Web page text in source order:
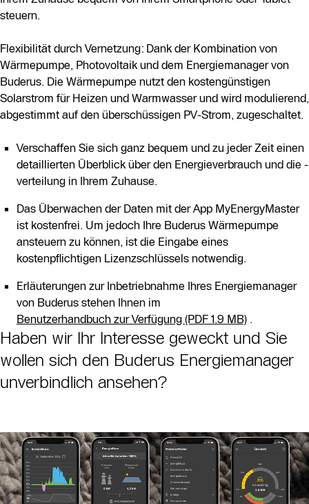
steuern.
Flexibilität durch Vernetzung: Dank der Kombination von
Wärmepumpe, Photovoltaik und dem Energiemanager von
Buderus. Die Wärmepumpe nutzt den kostengünstigen
Solarstrom für Heizen und Warmwasser und wird modulierend,
abgestimmt auf den überschüssigen PV-Strom, zugeschaltet.
Verschaffen Sie sich ganz bequem und zu jeder Zeit einen
detaillierten Überblick über den Energieverbrauch und die -
verteilung in Ihrem Zuhause.
Das Überwachen der Daten mit der App MyEnergyMaster
ist kostenfrei. Um jedoch Ihre Buderus Wärmepumpe
ansteuern zu können, ist die Eingabe eines
kostenpﬂichtigen Lizenzschlüssels notwendig.
Erläuterungen zur Inbetriebnahme Ihres Energiemanager
von Buderus stehen Ihnen im
Benutzerhandbuch zur Verfügung (PDF 1.9 MB) .
Haben wir Ihr Interesse geweckt und Sie
wollen sich den Buderus Energiemanager
unverbindlich ansehen?